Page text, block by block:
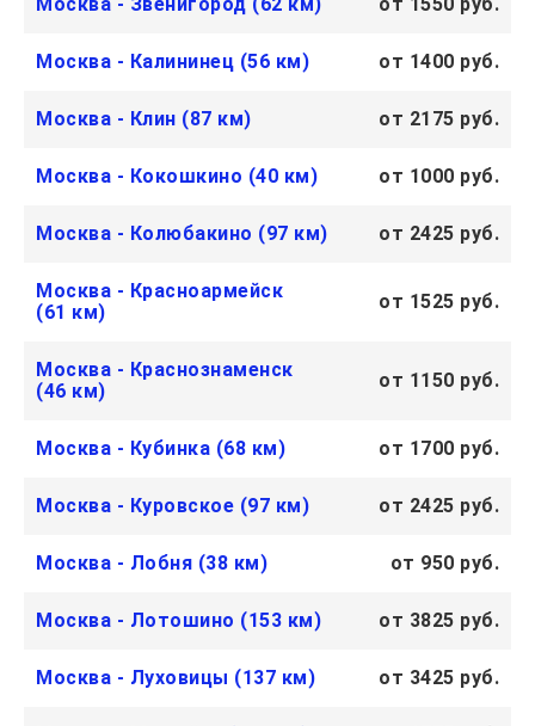
Москва - Калининец (56 км) от 1400 руб.
Москва - Клин (87 км) от 2175 руб.
Москва - Кокошкино (40 км) от 1000 руб.
Москва - Колюбакино (97 км) от 2425 руб.
Москва - Красноармейск
(61 км)
от 1525 руб.
Москва - Краснознаменск
(46 км)
от 1150 руб.
Москва - Кубинка (68 км) от 1700 руб.
Москва - Куровское (97 км) от 2425 руб.
Москва - Лобня (38 км) от 950 руб.
Москва - Лотошино (153 км) от 3825 руб.
Москва - Луховицы (137 км) от 3425 руб.